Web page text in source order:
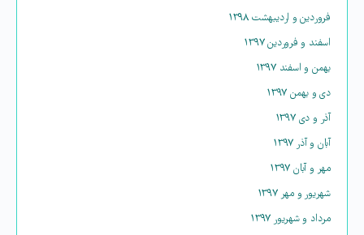
فروردین و اردیبهشت ۱۳۹۸
اسفند و فروردین ۱۳۹۷
بهمن و اسفند ۱۳۹۷
دی و بهمن ۱۳۹۷
آذر و دی ۱۳۹۷
آبان و آذر ۱۳۹۷
مهر و آبان ۱۳۹۷
شهریور و مهر ۱۳۹۷
مرداد و شهریور ۱۳۹۷